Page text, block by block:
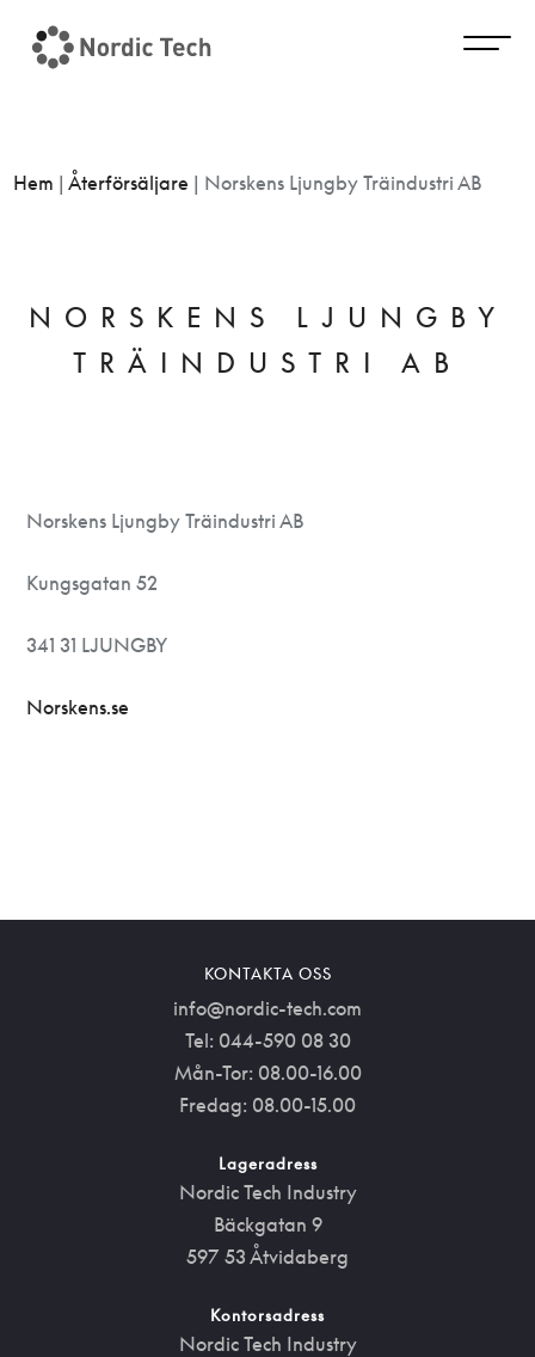
Hem |Återförsäljare | Norskens Ljungby Träindustri AB
NORSKENS LJUNGBY
TRÄINDUSTRI AB
Norskens Ljungby Träindustri AB
Kungsgatan 52
341 31 LJUNGBY
Norskens.se
KONTAKTA OSS
info@nordic-tech.com
Tel: 044-590 08 30
Mån-Tor: 08.00-16.00
Fredag: 08.00-15.00
Lageradress
Nordic Tech Industry
Bäckgatan 9
597 53 Åtvidaberg
Kontorsadress
Nordic Tech Industry